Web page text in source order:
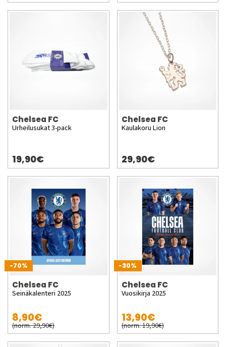
Chelsea FC
Urheilusukat 3-pack
19,90€
Chelsea FC
Kaulakoru Lion
29,90€
-70%
Chelsea FC
Seinäkalenteri 2025
8,90€
(norm. 29,90€)
-30%
Chelsea FC
Vuosikirja 2025
13,90€
(norm. 19,90€)